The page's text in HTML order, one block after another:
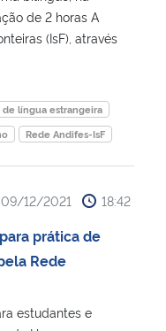
de 2 horas A
(IsF), através
de língua estrangeira
Rede Andifes-IsF
09/12/2021 18:42
prática de
Rede
estudantes e